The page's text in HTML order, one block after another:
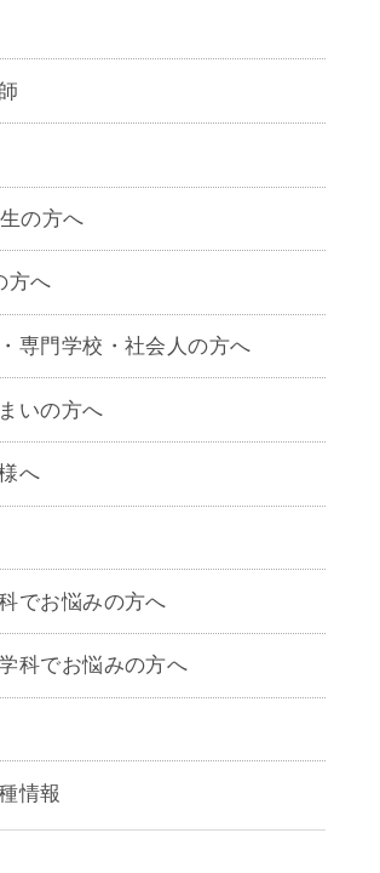
の方へ
方へ
専門学校・社会人の方へ
いの方へ
へ
エイター学科
ション学科
でお悩みの方へ
科でお悩みの方へ
度・AOエントリー
情報